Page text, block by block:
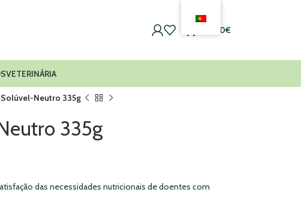
0,00€
VETERINÁRIA
Neutro 335g
335g
das necessidades nutricionais de doentes com